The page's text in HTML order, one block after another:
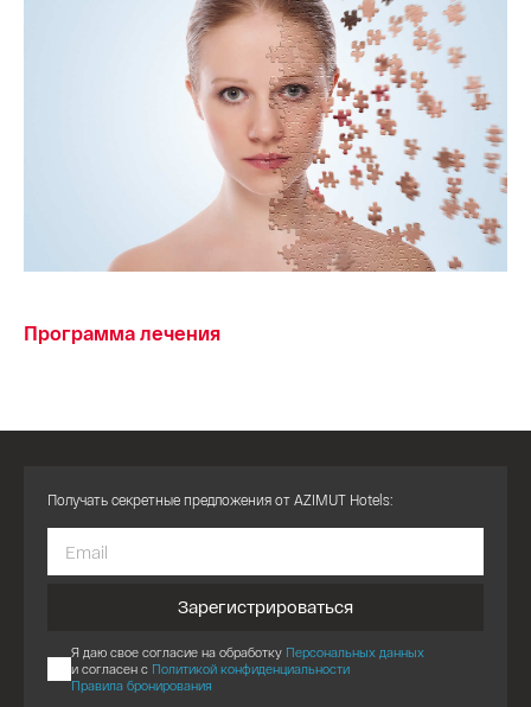
Программа лечения
Получать секретные предложения от AZIMUT Hotels:
Зарегистрироваться
Я даю свое согласие на обработку Персональных данных
и согласен с Политикой конфиденциальности
Правила бронирования